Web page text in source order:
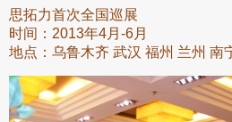
思拓力首次全国巡展
时间：2013年4月-6月
地点：乌鲁木齐 武汉 福州 兰州 南